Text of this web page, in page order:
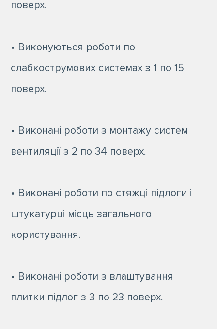
поверх.
• Виконуються роботи по
слабкострумових системах з 1 по 15
поверх.
• Виконані роботи з монтажу систем
вентиляції з 2 по 34 поверх.
• Виконані роботи по стяжці підлоги і
штукатурці місць загального
користування.
• Виконані роботи з влаштування
плитки підлог з 3 по 23 поверх.